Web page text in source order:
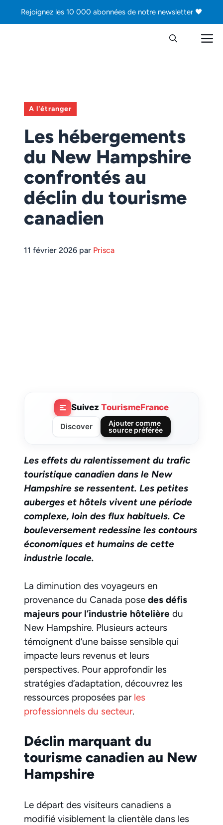
Rejoignez les 10 000 abonnées de notre newsletter 🖤
A l'étranger
Les hébergements
du New Hampshire
confrontés au
déclin du tourisme
canadien
11 février 2026 par Prisca
Suivez TourismeFrance
Discover
Ajouter comme
source préférée
Les effets du ralentissement du trafic
touristique canadien dans le New
Hampshire se ressentent. Les petites
auberges et hôtels vivent une période
complexe, loin des flux habituels. Ce
bouleversement redessine les contours
économiques et humains de cette
industrie locale.
La diminution des voyageurs en
provenance du Canada pose des défis
majeurs pour l’industrie hôtelière du
New Hampshire. Plusieurs acteurs
témoignent d’une baisse sensible qui
impacte leurs revenus et leurs
perspectives. Pour approfondir les
stratégies d’adaptation, découvrez les
ressources proposées par les
professionnels du secteur.
Déclin marquant du
tourisme canadien au New
Hampshire
Le départ des visiteurs canadiens a
modifié visiblement la clientèle dans les